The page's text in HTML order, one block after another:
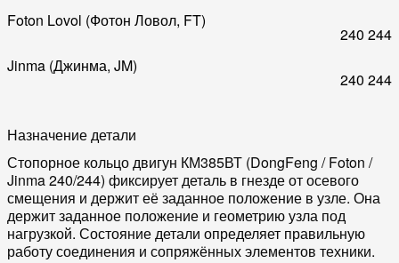
Foton Lovol (Фотон Ловол, FT)
240 244
Jinma (Джинма, JM)
240 244
Назначение детали
Стопорное кольцо двигун КМ385ВТ (DongFeng / Foton /
Jinma 240/244) фиксирует деталь в гнезде от осевого
смещения и держит её заданное положение в узле. Она
держит заданное положение и геометрию узла под
нагрузкой. Состояние детали определяет правильную
работу соединения и сопряжённых элементов техники.